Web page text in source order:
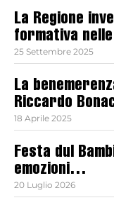
La Regione
formativa
25 Settembre 2025
La
Riccardo
18 Aprile 2025
Festa dul
emozioni…
20 Luglio 2026